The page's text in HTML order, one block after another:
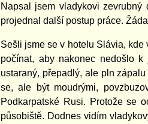
Napsal jsem vladykovi
projednal další postup práce.
Sešli jsme se v hotelu Slávia,
počínat, aby nakonec nedošlo
ustaraný, přepadlý, ale pln
se, ale být moudrými,
Podkarpatské Rusi. Protože se
působiště. Dodnes vidím